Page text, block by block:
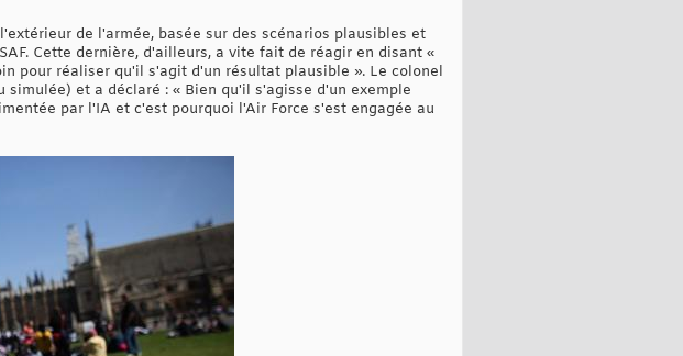
de l'armée, basée sur des scénarios plausibles et
Cette dernière, d'ailleurs, a vite fait de réagir en disant «
pour réaliser qu'il s'agit d'un résultat plausible ». Le colonel
et a déclaré : « Bien qu'il s'agisse d'un exemple
par l'IA et c'est pourquoi l'Air Force s'est engagée au